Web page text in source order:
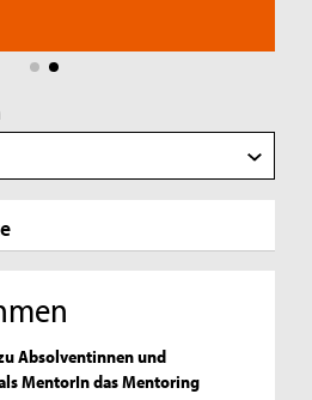
Absolventinnen und
MentorIn das Mentoring